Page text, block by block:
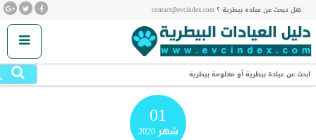
هل تبحث عن عيادة بيطرية ؟ contact@evcindex.com
ابحث عن عيادة بيطرية أو معلومة بيطرية
01
شهر2020